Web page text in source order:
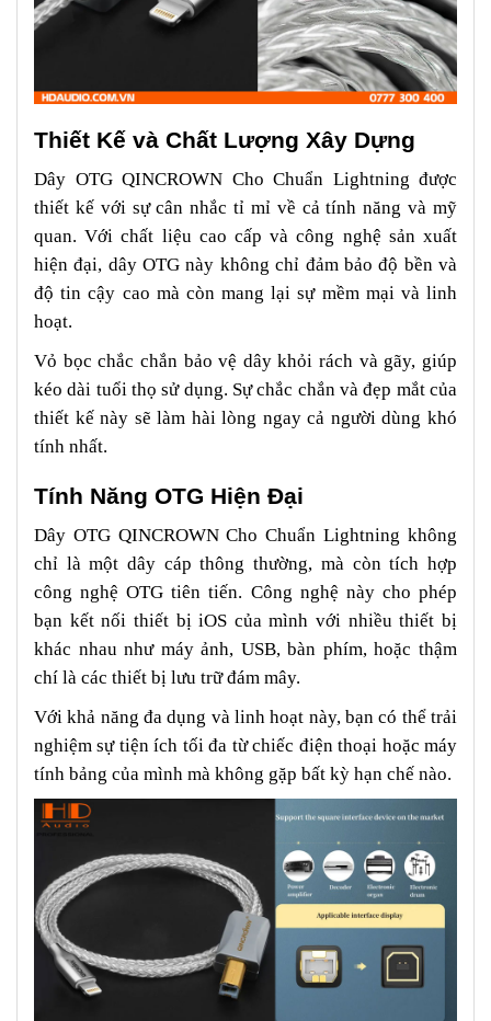
Thiết Kế và Chất Lượng Xây Dựng
Dây OTG QINCROWN Cho Chuẩn Lightning được
thiết kế với sự cân nhắc tỉ mỉ về cả tính năng và mỹ
quan. Với chất liệu cao cấp và công nghệ sản xuất
hiện đại, dây OTG này không chỉ đảm bảo độ bền và
độ tin cậy cao mà còn mang lại sự mềm mại và linh
hoạt.
Vỏ bọc chắc chắn bảo vệ dây khỏi rách và gãy, giúp
kéo dài tuổi thọ sử dụng. Sự chắc chắn và đẹp mắt của
thiết kế này sẽ làm hài lòng ngay cả người dùng khó
tính nhất.
Tính Năng OTG Hiện Đại
Dây OTG QINCROWN Cho Chuẩn Lightning không
chỉ là một dây cáp thông thường, mà còn tích hợp
công nghệ OTG tiên tiến. Công nghệ này cho phép
bạn kết nối thiết bị iOS của mình với nhiều thiết bị
khác nhau như máy ảnh, USB, bàn phím, hoặc thậm
chí là các thiết bị lưu trữ đám mây.
Với khả năng đa dụng và linh hoạt này, bạn có thể trải
nghiệm sự tiện ích tối đa từ chiếc điện thoại hoặc máy
tính bảng của mình mà không gặp bất kỳ hạn chế nào.